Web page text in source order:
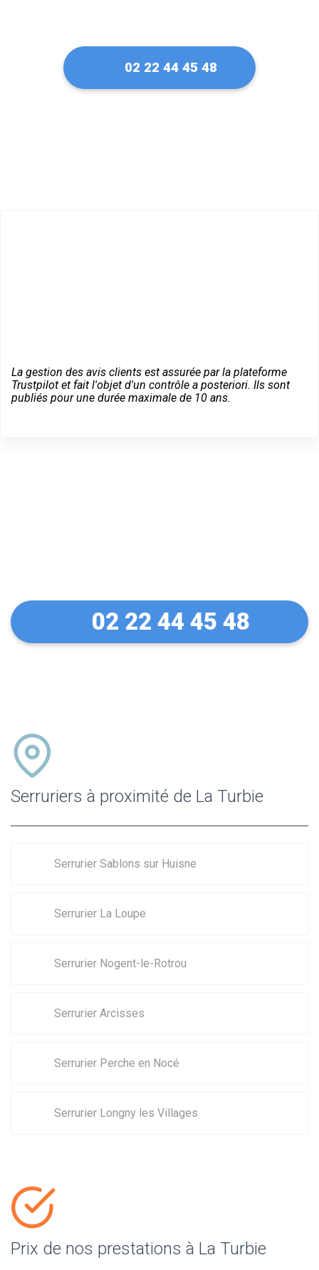
02 22 44 45 48
La gestion des avis clients est assurée par la plateforme
Trustpilot et fait l'objet d'un contrôle a posteriori. Ils sont
publiés pour une durée maximale de 10 ans.
02 22 44 45 48
Serruriers à proximité de La Turbie
Serrurier Sablons sur Huisne
Serrurier La Loupe
Serrurier Nogent-le-Rotrou
Serrurier Arcisses
Serrurier Perche en Nocé
Serrurier Longny les Villages
Prix de nos prestations à La Turbie